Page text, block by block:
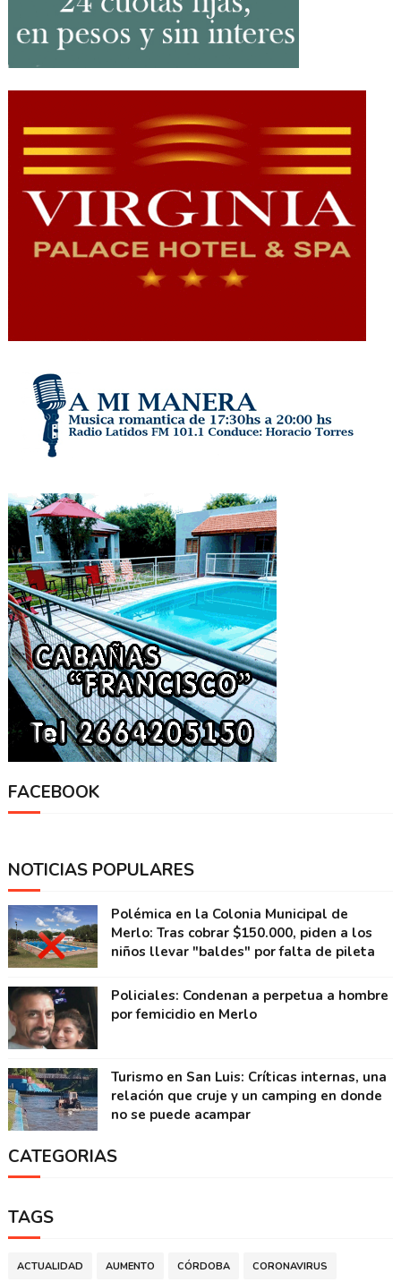
FACEBOOK
NOTICIAS POPULARES
Polémica en la Colonia Municipal de
Merlo: Tras cobrar $150.000, piden a los
niños llevar "baldes" por falta de pileta
Policiales: Condenan a perpetua a hombre
por femicidio en Merlo
Turismo en San Luis: Críticas internas, una
relación que cruje y un camping en donde
no se puede acampar
CATEGORIAS
TAGS
ACTUALIDAD AUMENTO CÓRDOBA CORONAVIRUS